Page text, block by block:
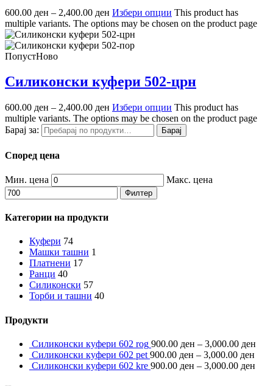
600.00 ден – 2,400.00 ден Избери опции This product has
multiple variants. The options may be chosen on the product page
ПопустНово
Силиконски куфери 502-црн
600.00 ден – 2,400.00 ден Избери опции This product has
multiple variants. The options may be chosen on the product page
Барај за:
Барај
Според цена
Мин. цена Макс. цена
Филтер
Категории на продукти
Куфери 74
Машки ташни 1
Платнени 17
Ранци 40
Силиконски 57
Торби и ташни 40
Продукти
Силиконски куфери 602 rog 900.00 ден – 3,000.00 ден
Силиконски куфери 602 pet 900.00 ден – 3,000.00 ден
Силиконски куфери 602 kre 900.00 ден – 3,000.00 ден